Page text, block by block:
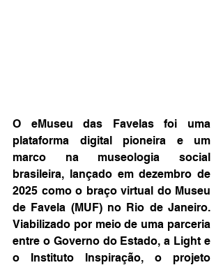
O eMuseu das Favelas foi uma
plataforma digital pioneira e um
marco na museologia social
brasileira, lançado em dezembro de
2025 como o braço virtual do Museu
de Favela (MUF) no Rio de Janeiro.
Viabilizado por meio de uma parceria
entre o Governo do Estado, a Light e
o Instituto Inspiração, o projeto